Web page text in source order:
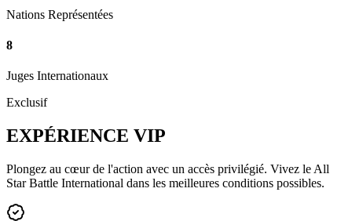
Nations Représentées
8
Juges Internationaux
Exclusif
EXPÉRIENCE VIP
Plongez au cœur de l'action avec un accès privilégié. Vivez le All
Star Battle International dans les meilleures conditions possibles.